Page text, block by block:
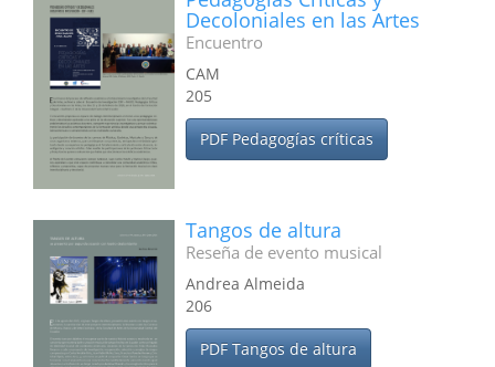
Decoloniales en las Artes
Encuentro
CAM
205
PDF Pedagogías críticas
Tangos de altura
Reseña de evento musical
Andrea Almeida
206
PDF Tangos de altura